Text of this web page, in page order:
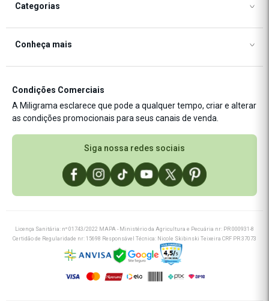
Política de Privacidade
Segurança
Trocas e Devoluções
Termos de Uso
Blog Miligrama
Categorias
Fórmulas Exclusivas
Nutrição
Saúde
Conheça mais
Novidades P&D
Cashback
Condições Comerciais
A Miligrama esclarece que pode a qualquer tempo, criar e alterar
as condições promocionais para seus canais de venda.
Siga nossa redes sociais
Licença Sanitária: nº 01743/2022 MAPA - Ministério da Agricultura e Pecuária nr: PR 000931-8
Certidão de Regularidade nr: 15698 Responsável Técnica: Nicole Skibinski Teixeira CRF PR 37073